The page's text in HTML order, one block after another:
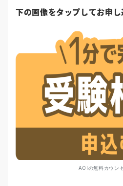
下の画像をタップしてお申し
AOIの無料カウン